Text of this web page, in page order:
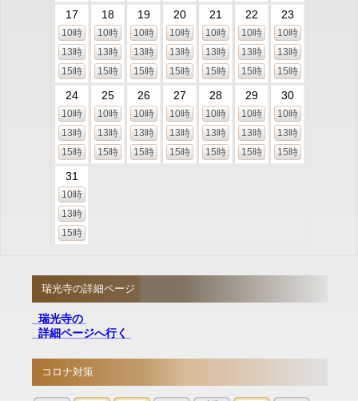
17
10時
13時
15時
18
10時
13時
15時
19
10時
13時
15時
20
10時
13時
15時
21
10時
13時
15時
22
10時
13時
15時
23
10時
13時
15時
24
10時
13時
15時
25
10時
13時
15時
26
10時
13時
15時
27
10時
13時
15時
28
10時
13時
15時
29
10時
13時
15時
30
10時
13時
15時
31
10時
13時
15時
瑞光寺の詳細ページ
瑞光寺の
詳細ページへ行く
コロナ対策